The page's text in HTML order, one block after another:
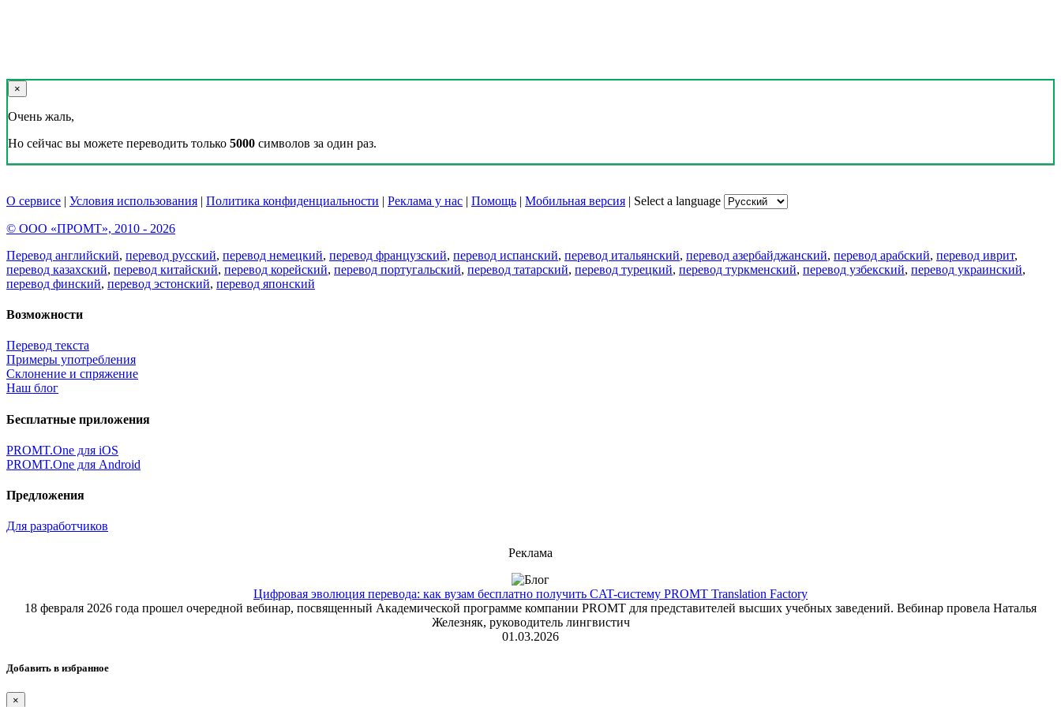
×
Очень жаль,
Но сейчас вы можете переводить только 5000 символов за один раз.
О сервисе | Условия использования | Политика конфиденциальности | Реклама у нас | Помощь | Мобильная версия | Select a language
© ООО «ПРОМТ», 2010 - 2026
Перевод английский, перевод русский, перевод немецкий, перевод французский, перевод испанский, перевод итальянский, перевод азербайджанский, перевод арабский, перевод иврит,
перевод казахский, перевод китайский, перевод корейский, перевод португальский, перевод татарский, перевод турецкий, перевод туркменский, перевод узбекский, перевод украинский,
перевод финский, перевод эстонский, перевод японский
Возможности
Перевод текста
Примеры употребления
Склонение и спряжение
Наш блог
Бесплатные приложения
PROMT.One для iOS
PROMT.One для Android
Предложения
Для разработчиков
Реклама
Цифровая эволюция перевода: как вузам бесплатно получить CAT-систему PROMT Translation Factory
18 февраля 2026 года прошел очередной вебинар, посвященный Академической программе компании PROMT для представителей высших учебных заведений. Вебинар провела Наталья
Железняк, руководитель лингвистич
01.03.2026
Добавить в избранное
×